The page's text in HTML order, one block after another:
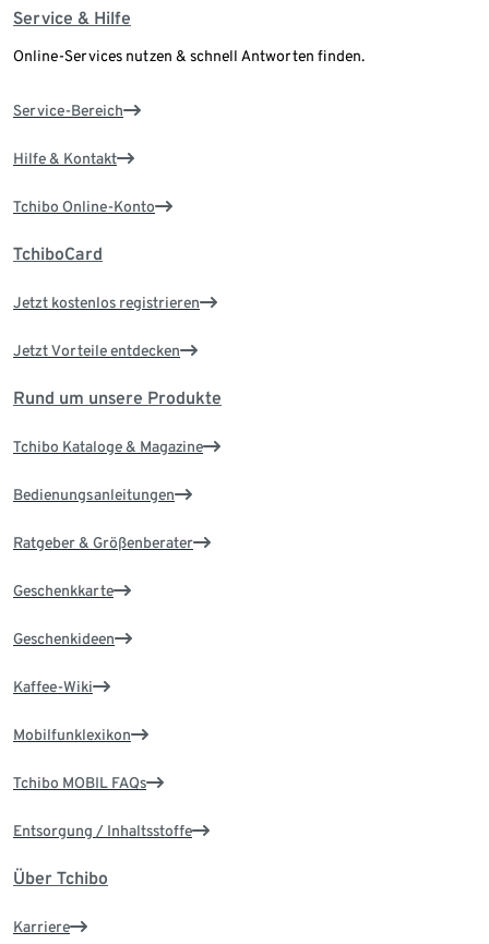
Service & Hilfe
Online-Services nutzen & schnell Antworten finden.
Service-Bereich
Hilfe & Kontakt
Tchibo Online-Konto
TchiboCard
Jetzt kostenlos registrieren
Jetzt Vorteile entdecken
Rund um unsere Produkte
Tchibo Kataloge & Magazine
Bedienungsanleitungen
Ratgeber & Größenberater
Geschenkkarte
Geschenkideen
Kaffee-Wiki
Mobilfunklexikon
Tchibo MOBIL FAQs
Entsorgung / Inhaltsstoffe
Über Tchibo
Karriere